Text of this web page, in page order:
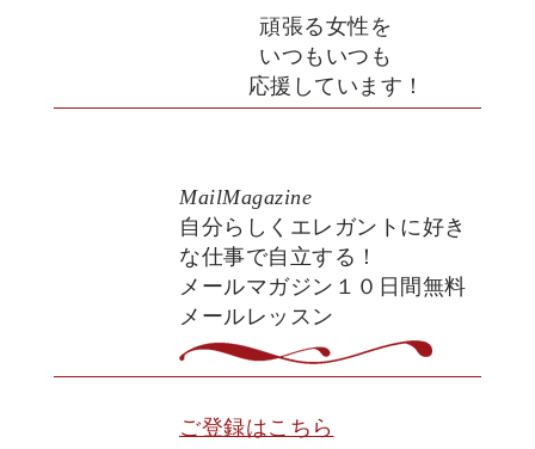
頑張る女性を
いつもいつも
応援しています！
MailMagazine
自分らしくエレガントに好き
な仕事で自立する！
メールマガジン１０日間無料
メールレッスン
ご登録はこちら